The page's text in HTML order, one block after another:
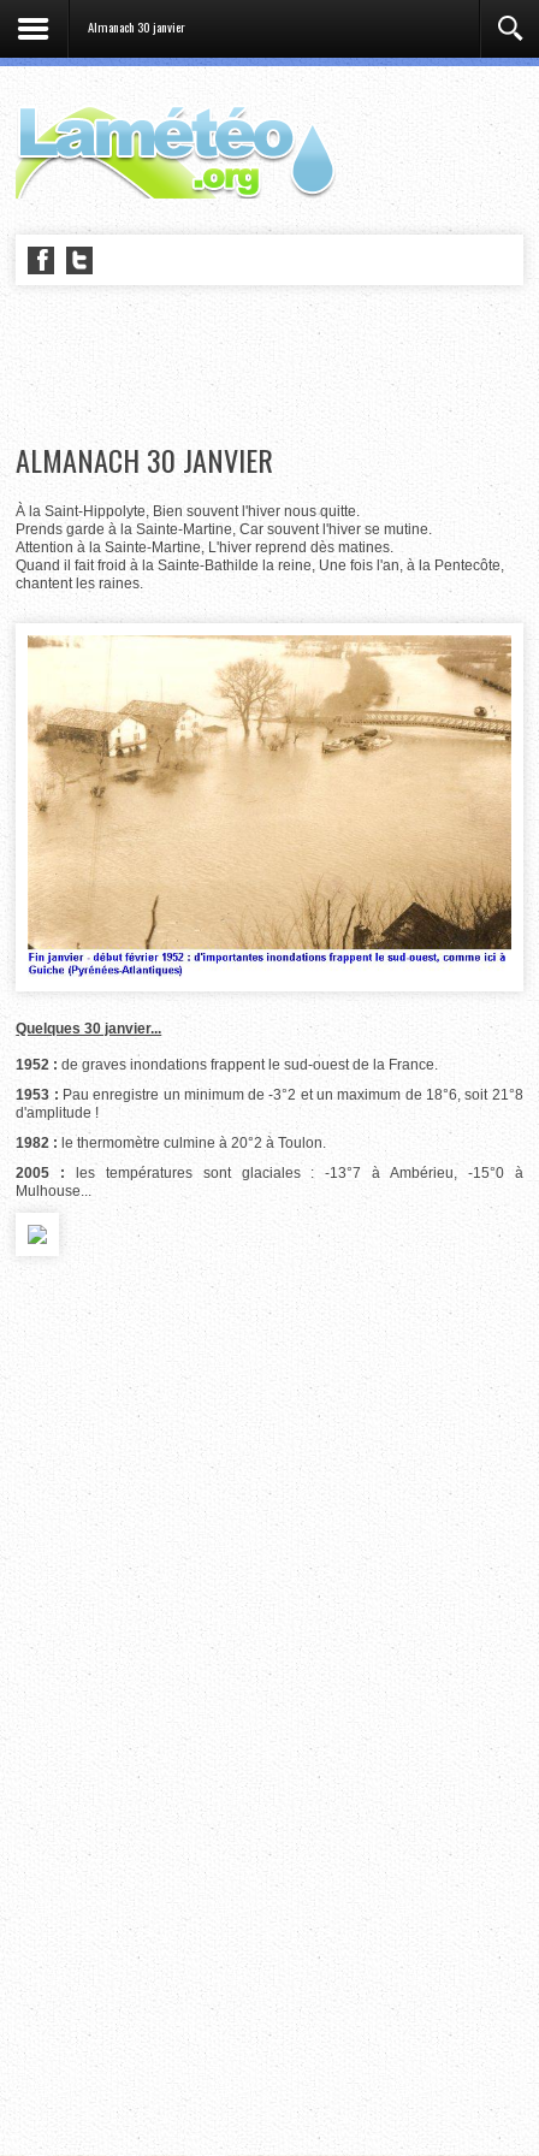
Almanach 30 janvier
ALMANACH 30 JANVIER
À la Saint-Hippolyte, Bien souvent l'hiver nous quitte.
Prends garde à la Sainte-Martine, Car souvent l'hiver se mutine.
Attention à la Sainte-Martine, L'hiver reprend dès matines.
Quand il fait froid à la Sainte-Bathilde la reine, Une fois l'an, à la Pentecôte,
chantent les raines.
Quelques 30 janvier...
1952 : de graves inondations frappent le sud-ouest de la France.
1953 : Pau enregistre un minimum de -3°2 et un maximum de 18°6, soit 21°8
d'amplitude !
1982 : le thermomètre culmine à 20°2 à Toulon.
2005 : les températures sont glaciales : -13°7 à Ambérieu, -15°0 à
Mulhouse...